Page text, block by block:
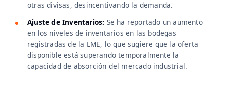
otras divisas, desincentivando la demanda.
Ajuste de Inventarios: Se ha reportado un aumento
en los niveles de inventarios en las bodegas
registradas de la LME, lo que sugiere que la oferta
disponible está superando temporalmente la
capacidad de absorción del mercado industrial.